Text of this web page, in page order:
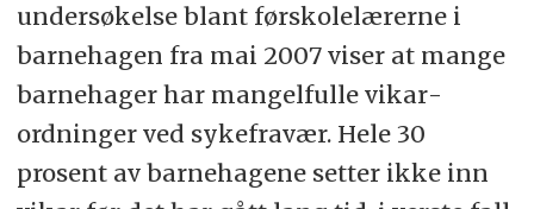
undersøkelse blant før­skole­lærerne i
barne­hagen fra mai 2007 viser at mange
barne­hager har mangel­fulle vikar­
ordninger ved syke­fravær. Hele 30
prosent av barne­hagene setter ikke inn